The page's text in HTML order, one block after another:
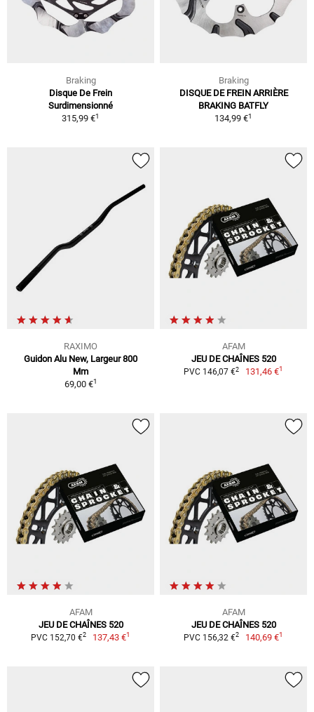
Braking
Disque De Frein
Surdimensionné
315,99 €1
Braking
DISQUE DE FREIN ARRIÈRE
BRAKING BATFLY
134,99 €1
RAXIMO
Guidon Alu New, Largeur 800
Mm
69,00 €1
AFAM
JEU DE CHAÎNES 520
PVC 146,07 €2 131,46 €1
AFAM
JEU DE CHAÎNES 520
PVC 152,70 €2 137,43 €1
AFAM
JEU DE CHAÎNES 520
PVC 156,32 €2 140,69 €1